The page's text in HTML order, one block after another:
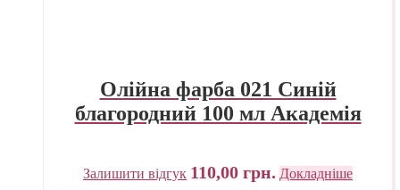
Олійна фарба 021 Синій
благородний 100 мл Академія
Залишити відгук 110,00 грн. Докладніше